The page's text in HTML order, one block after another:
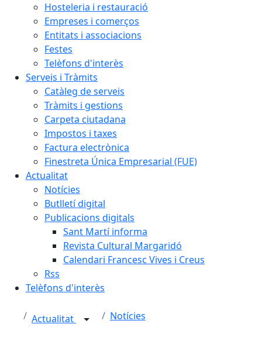
Hosteleria i restauració
Empreses i comerços
Entitats i associacions
Festes
Telèfons d'interès
Serveis i Tràmits
Catàleg de serveis
Tràmits i gestions
Carpeta ciutadana
Impostos i taxes
Factura electrònica
Finestreta Única Empresarial (FUE)
Actualitat
Notícies
Butlletí digital
Publicacions digitals
Sant Martí informa
Revista Cultural Margaridó
Calendari Francesc Vives i Creus
Rss
Telèfons d'interès
Actualitat Notícies